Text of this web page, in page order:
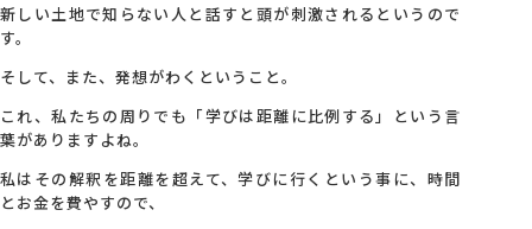
採用情報
お問い合わせ
新しい土地で知らない人と話すと頭が刺激されるというので
す。
そして、また、発想がわくということ。
これ、私たちの周りでも「学びは距離に比例する」という言
葉がありますよね。
私はその解釈を距離を超えて、学びに行くという事に、時間
とお金を費やすので、